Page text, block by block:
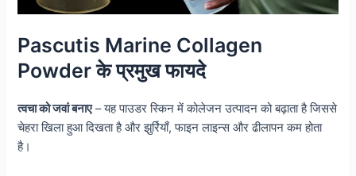
Pascutis Marine Collagen
Powder के प्रमुख फायदे
त्वचा को जवां बनाए– यह पाउडर स्किन में कोलेजन उत्पादन को बढ़ाता है जिससे
चेहरा खिला हुआ दिखता है और झुर्रियाँ, फाइन लाइन्स और ढीलापन कम होता
है।